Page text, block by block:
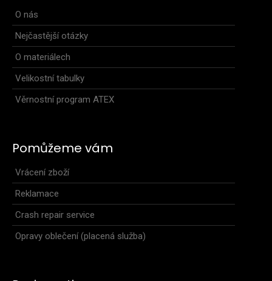
materiálu Roubaix. Po stranách perforace p..
O nás
Nejčastější otázky
O materiálech
Velikostní tabulky
Věrnostní program ATEX
Pomůžeme vám
Vrácení zboží
Reklamace
Crash repair service
Opravy oblečení (placená služba)